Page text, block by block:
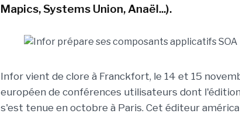
Mapics, Systems Union, Anaël...).
Infor vient de clore à Franckfort, le 14 et 15
européen de conférences utilisateurs dont
s'est tenue en octobre à Paris. Cet éditeur